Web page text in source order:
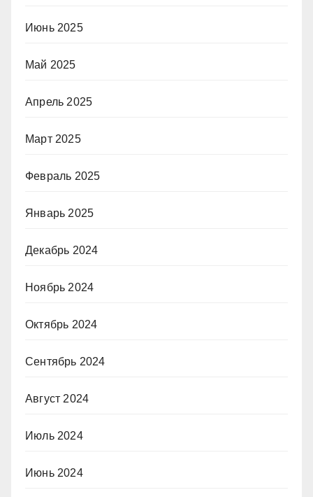
Июнь 2025
Май 2025
Апрель 2025
Март 2025
Февраль 2025
Январь 2025
Декабрь 2024
Ноябрь 2024
Октябрь 2024
Сентябрь 2024
Август 2024
Июль 2024
Июнь 2024